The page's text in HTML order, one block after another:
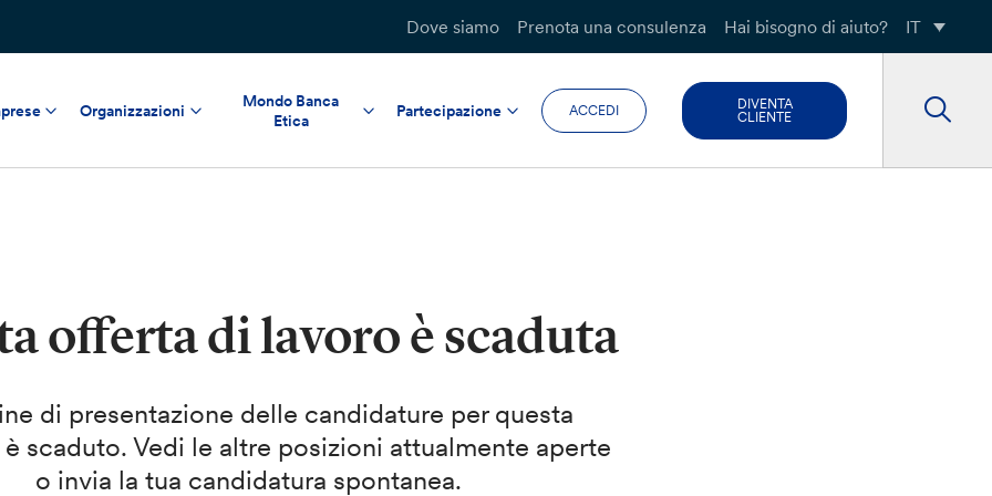
Dove siamo Prenota una consulenza Hai bisogno di aiuto? IT
Organizzazioni
Mondo Banca
Etica
Partecipazione ACCEDI
DIVENTA
CLIENTE
offerta di lavoro è scaduta
di presentazione delle candidature per questa
scaduto. Vedi le altre posizioni attualmente aperte
o invia la tua candidatura spontanea.